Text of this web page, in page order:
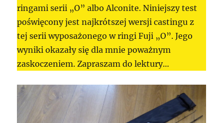
ringami serii „O” albo Alconite. Niniejszy test
poświęcony jest najkrótszej wersji castingu z
tej serii wyposażonego w ringi Fuji „O”. Jego
wyniki okazały się dla mnie poważnym
zaskoczeniem. Zapraszam do lektury…